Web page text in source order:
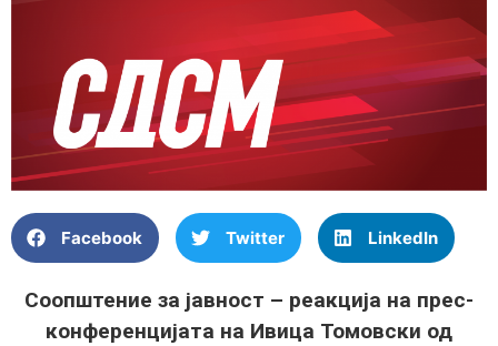
Facebook Twitter LinkedIn
Соопштение за јавност – реакција на прес-
конференцијата на Ивица Томовски од